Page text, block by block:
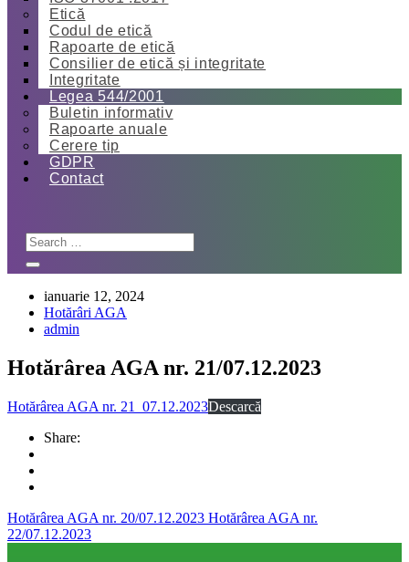
Etică
Codul de etică
Rapoarte de etică
Consilier de etică și integritate
Integritate
Legea 544/2001
Buletin informativ
Rapoarte anuale
Cerere tip
GDPR
Contact
ianuarie 12, 2024
Hotărâri AGA
admin
Hotărârea AGA nr. 21/07.12.2023
Hotărârea AGA nr. 21_07.12.2023Descarcă
Share:
Hotărârea AGA nr. 20/07.12.2023 Hotărârea AGA nr.
22/07.12.2023